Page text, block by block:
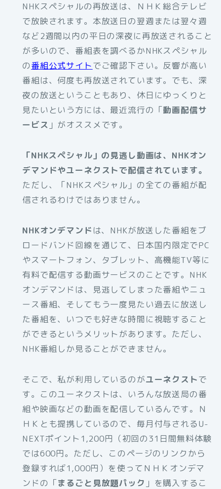
NHKスペシャルの再放送は、ＮＨＫ総合テレビ
で放映されます。本放送日の翌週または翌々週
など2週間以内の平日の深夜に再放送されること
が多いので、番組表を調べるかNHKスペシャル
の番組公式サイトでご確認下さい。反響が高い
番組は、何度も再放送されています。でも、深
夜の放送ということもあり、休日にゆっくりと
見たいという方には、最近流行の「動画配信サ
ービス 」がオススメです。
「NHKスペシャル」の見逃し動画は、NHKオン
デマンドやユーネクストで配信されています。
ただし、「NHKスペシャル」の全ての番組が配
信されるわけではありません。
NHKオンデマンド は、NHKが放送した番組をブ
ロードバンド回線を通じて、日本国内限定でPC
やスマートフォン、タブレット、高機能TV等に
有料で配信する動画サービスのことです。NHK
オンデマンドは、見逃してしまった番組やニュ
ース番組、そしてもう一度見たい過去に放送し
た番組を、いつでも好きな時間に視聴すること
ができるというメリットがあります。ただし、
NHK番組しか見ることができません。
そこで、私が利用しているのがユーネクストで
す。このユーネクストは、いろんな放送局の番
組や映画などの動画を配信しているんです。Ｎ
ＨＫとも提携しているので、毎月付与されるU-
NEXTポイント1,200円（初回の31日間無料体験
では600円。ただし、このページのリンクから
登録すれば1,000円）を使ってＮＨＫオンデマ
ンドの「まるごと見放題パック 」を購入するこ